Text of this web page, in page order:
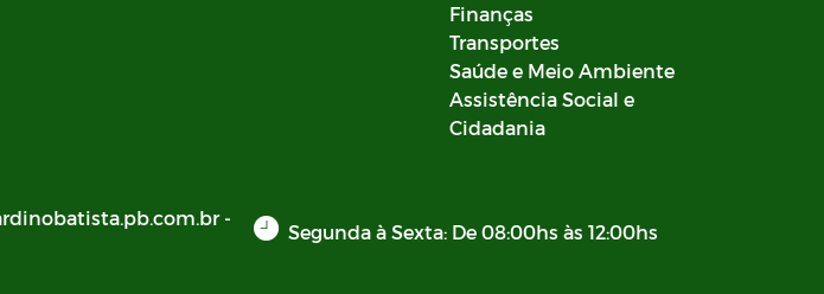
Finanças
Transportes
Saúde e Meio Ambiente
Assistência Social e
Cidadania
-
Segunda à Sexta: De 08:00hs às 12:00hs